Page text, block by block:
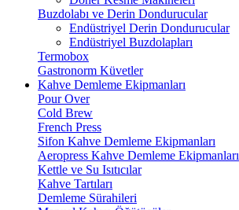
Buzdolabı ve Derin Dondurucular
Endüstriyel Derin Dondurucular
Endüstriyel Buzdolapları
Termobox
Gastronorm Küvetler
Kahve Demleme Ekipmanları
Pour Over
Cold Brew
French Press
Sifon Kahve Demleme Ekipmanları
Aeropress Kahve Demleme Ekipmanları
Kettle ve Su Isıtıcılar
Kahve Tartıları
Demleme Sürahileri